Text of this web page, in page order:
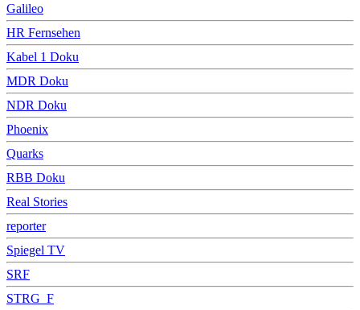
Galileo
HR Fernsehen
Kabel 1 Doku
MDR Doku
NDR Doku
Phoenix
Quarks
RBB Doku
Real Stories
reporter
Spiegel TV
SRF
STRG_F